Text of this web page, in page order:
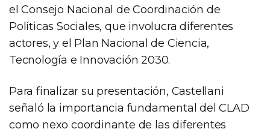
el Consejo Nacional de Coordinación de
Políticas Sociales, que involucra diferentes
actores, y el Plan Nacional de Ciencia,
Tecnología e Innovación 2030.
Para finalizar su presentación, Castellani
señaló la importancia fundamental del CLAD
como nexo coordinante de las diferentes